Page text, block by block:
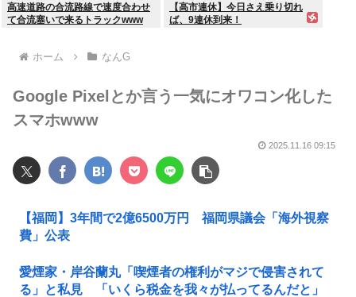
高速道路の合流路線で速度合わせ
て合流塞いで来るトラックwww
【高市連休】今日さえ乗り切れ
ば、9連休到来！
ホーム なんG
Google Pixelとか言う一気にオワコン化した
スマホwww
2025.11.16 09:15
【福岡】3年間で2億6500万円 福岡県議会「海外視察
費」公表
愛煙家・岸谷蘭丸「喫煙者の権利がマジで侵害されて
る」と私見 「いくら税金を我々が払ってるんだと」